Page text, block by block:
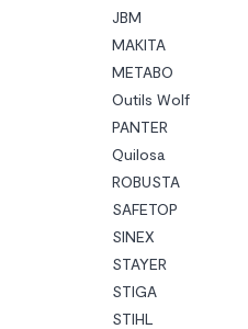
JBM
MAKITA
METABO
Outils Wolf
PANTER
Quilosa
ROBUSTA
SAFETOP
SINEX
STAYER
STIGA
STIHL